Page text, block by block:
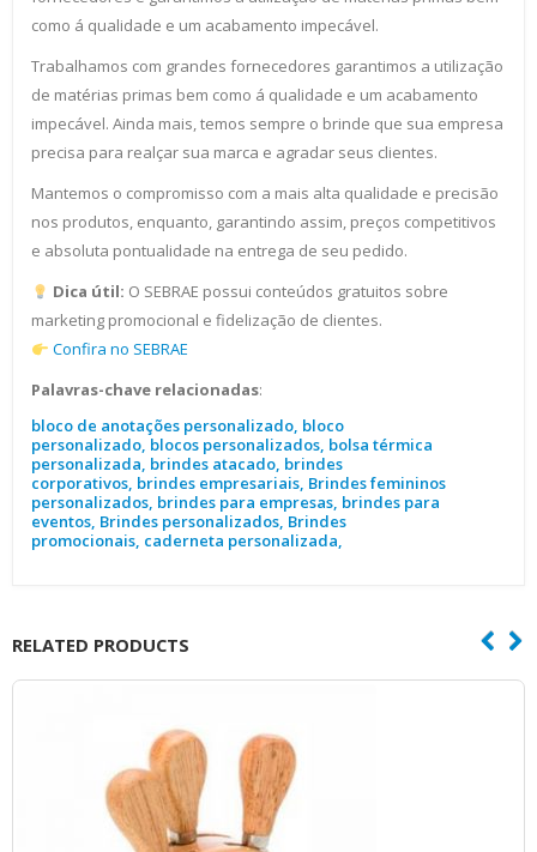
como á qualidade e um acabamento impecável.
Trabalhamos com grandes fornecedores garantimos a utilização
de matérias primas bem como á qualidade e um acabamento
impecável. Ainda mais, temos sempre o brinde que sua empresa
precisa para realçar sua marca e agradar seus clientes.
Mantemos o compromisso com a mais alta qualidade e precisão
nos produtos, enquanto, garantindo assim, preços competitivos
e absoluta pontualidade na entrega de seu pedido.
Dica útil: O SEBRAE possui conteúdos gratuitos sobre
marketing promocional e fidelização de clientes.
Confira no SEBRAE
Palavras-chave relacionadas:
bloco de anotações personalizado, bloco
personalizado, blocos personalizados, bolsa térmica
personalizada, brindes atacado, brindes
corporativos, brindes empresariais, Brindes femininos
personalizados, brindes para empresas, brindes para
eventos, Brindes personalizados, Brindes
promocionais, caderneta personalizada,
RELATED PRODUCTS